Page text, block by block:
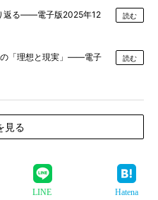
返る――電子版2025年12
読む
の「理想と現実」――電子
読む
見る
LINE Hatena